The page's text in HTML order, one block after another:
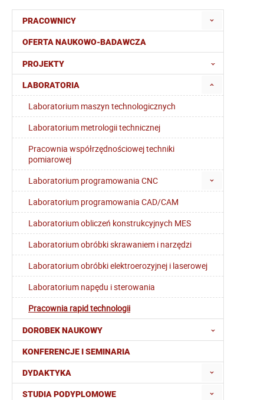
PRACOWNICY
OFERTA NAUKOWO-BADAWCZA
PROJEKTY
LABORATORIA
Laboratorium maszyn technologicznych
Laboratorium metrologii technicznej
Pracownia współrzędnościowej techniki
pomiarowej
Laboratorium programowania CNC
Laboratorium programowania CAD/CAM
Laboratorium obliczeń konstrukcyjnych MES
Laboratorium obróbki skrawaniem i narzędzi
Laboratorium obróbki elektroerozyjnej i laserowej
Laboratorium napędu i sterowania
Pracownia rapid technologii
DOROBEK NAUKOWY
KONFERENCJE I SEMINARIA
DYDAKTYKA
STUDIA PODYPLOMOWE